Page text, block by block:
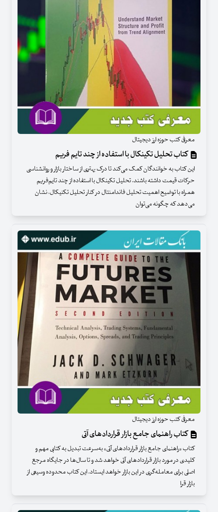
معرفی کتب حوزه ارز دیجیتال
کتاب تحلیل تکینکال با استفاده از چند تایم ‌فریم
این کتاب به خوانندگان کمک می‌کند تا درک بهتری از ساختار بازار و روانشناسی
حرکات قیمت داشته باشند. تحلیل تکینکال با استفاده از چند تایم‌فریم
همراه با توضیح اهمیت تحلیل فاندامنتال در کنار تحلیل تکنیکال، نشان
می‌دهد که چگونه می‌توان
معرفی کتب حوزه ارز دیجیتال
کتاب راهنمای جامع بازار قراردادهای آتی
کتاب «راهنمای جامع بازار قراردادهای آتی» به‌سرعت تبدیل به کتابی مهم و
کلیدی در مورد بازار قراردادهای آتی خواهد شد و تا سال‌ها در جایگاه مرجع
اصلی برای معامله‌گری در این بازار خواهد ایستاد. این کتاب محدوده وسیعی از
بازار قرا